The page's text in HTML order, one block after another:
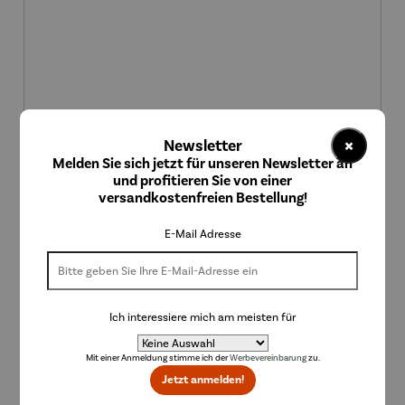
Gemälde | Mandelbaum rot – Vincent van Gogh
Regulärer Preis:
699,00 €
×
Newsletter
Melden Sie sich jetzt für unseren Newsletter an
und profitieren Sie von einer
versandkostenfreien Bestellung!
E-Mail Adresse
Ich interessiere mich am meisten für
Mit einer Anmeldung stimme ich derWerbevereinbarungzu.
Jetzt anmelden!